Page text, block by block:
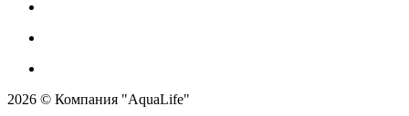
2026 © Компания "AquaLife"